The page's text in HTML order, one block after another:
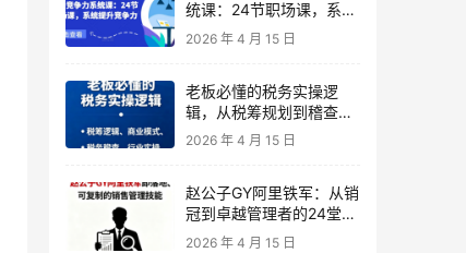
统课：24节职场课，系统
提升竞争力
2026 年 4 月 15 日
老板必懂的税务实操逻
辑，从税筹规划到稽查应
对，为企业稳健增长保驾
2026 年 4 月 15 日
赵公子GY阿里铁军：从销
冠到卓越管理者的24堂实
战课
2026 年 4 月 15 日